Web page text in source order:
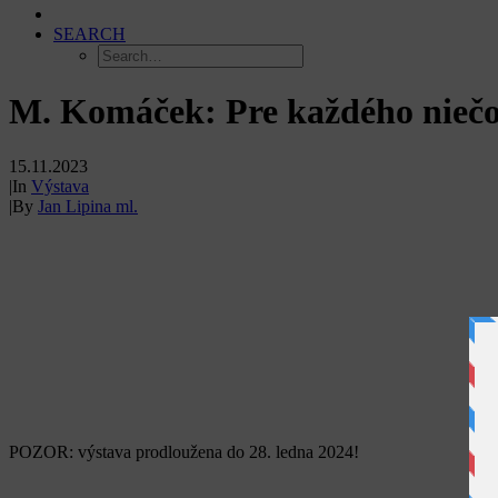
SEARCH
M. Komáček: Pre každého
15.11.2023
|In Výstava
|By Jan Lipina ml.
POZOR: výstava prodloužena do 28. ledna 2024!